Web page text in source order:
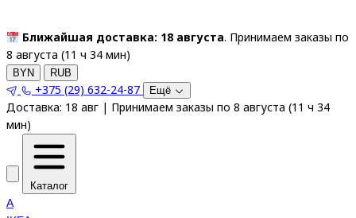
Ближайшая доставка: 18 августа. Принимаем заказы по
8 августа (11 ч 34 мин)
BYN RUB
+375 (29) 632-24-87 Ещё
Доставка: 18 авг | Принимаем заказы по 8 августа (11 ч 34
мин)
Каталог
A